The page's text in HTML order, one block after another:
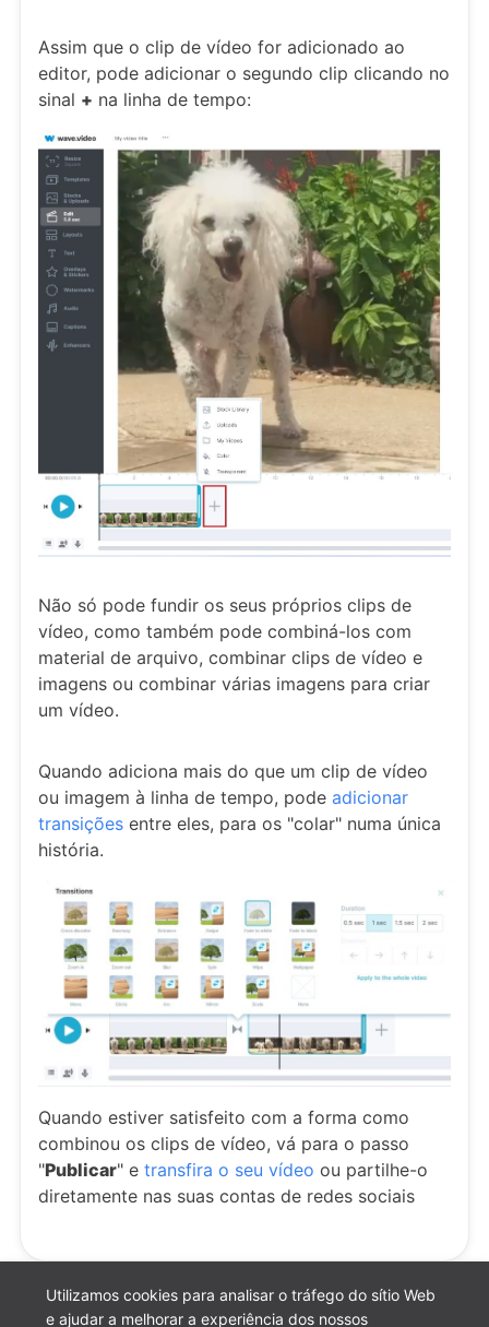
Utilizamos cookies para analisar o tráfego do sítio Web
e ajudar a melhorar a experiência dos nossos
Assim que o clip de vídeo for adicionado ao
editor, pode adicionar o segundo clip clicando no
sinal + na linha de tempo:
Não só pode fundir os seus próprios clips de
vídeo, como também pode combiná-los com
material de arquivo, combinar clips de vídeo e
imagens ou combinar várias imagens para criar
um vídeo.
Quando adiciona mais do que um clip de vídeo
ou imagem à linha de tempo, pode adicionar
transições entre eles, para os "colar" numa única
história.
Quando estiver satisfeito com a forma como
combinou os clips de vídeo, vá para o passo
"Publicar" e transfira o seu vídeo ou partilhe-o
diretamente nas suas contas de redes sociais